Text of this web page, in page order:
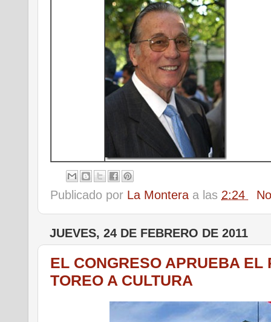
Publicado por La Montera a las 2:24
JUEVES, 24 DE FEBRERO DE 2011
EL CONGRESO APRUEBA EL
TOREO A CULTURA